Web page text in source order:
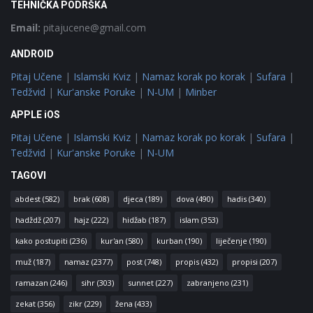
TEHNIČKA PODRŠKA
Email: pitajucene@gmail.com
ANDROID
Pitaj Učene | Islamski Kviz | Namaz korak po korak | Sufara |
Tedžvid | Kur'anske Poruke | N-UM | Minber
APPLE iOS
Pitaj Učene | Islamski Kviz | Namaz korak po korak | Sufara |
Tedžvid | Kur'anske Poruke | N-UM
TAGOVI
abdest (582) brak (608) djeca (189) dova (490) hadis (340)
hadždž (207) hajz (222) hidžab (187) islam (353)
kako postupiti (236) kur'an (580) kurban (190) liječenje (190)
muž (187) namaz (2377) post (748) propis (432) propisi (207)
ramazan (246) sihr (303) sunnet (227) zabranjeno (231)
zekat (356) zikr (229) žena (433)